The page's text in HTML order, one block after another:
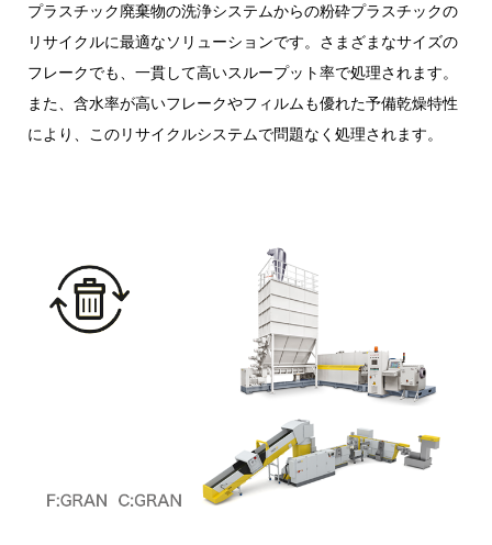
プラスチック廃棄物の洗浄システムからの粉砕プラスチックの
リサイクルに最適なソリューションです。さまざまなサイズの
フレークでも、一貫して高いスループット率で処理されます。
また、含水率が高いフレークやフィルムも優れた予備乾燥特性
により、このリサイクルシステムで問題なく処理されます。